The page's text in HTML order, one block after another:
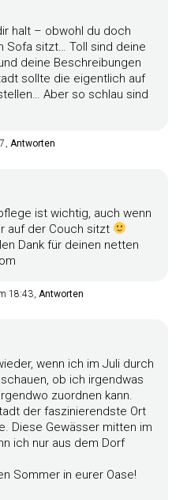
halt – obwohl du doch
Sofa sitzt… Toll sind deine
deine Beschreibungen
sollte die eigentlich auf
Aber so schlau sind
Antworten
ist wichtig, auch wenn
auf der Couch sitzt
Dank für deinen netten
18:43 Antworten
wenn ich im Juli durch
ob ich irgendwas
zuordnen kann.
der faszinierendste Ort
Diese Gewässer mitten im
ich nur aus dem Dorf
Sommer in eurer Oase!